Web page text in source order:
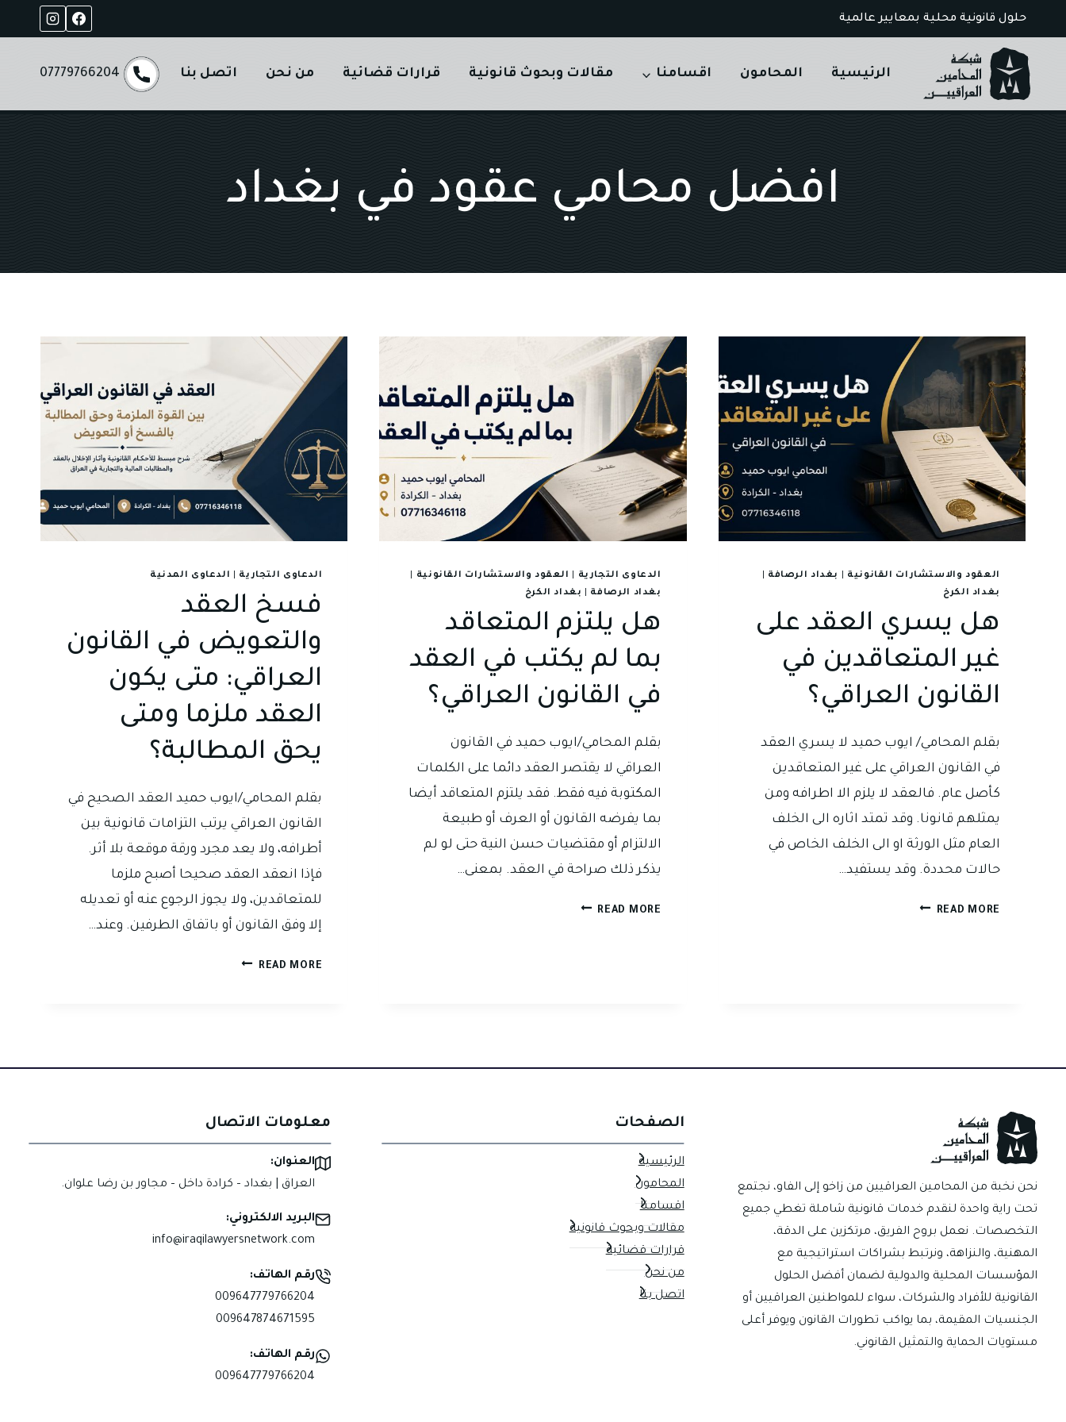
to
content
حلول قانونية محلية بمعايير عالمية
الرئيسية المحامون اقسامنا مقالات وبحوث قانونية قرارات قضائية من نحن اتصل بنا 07779766204
افضل محامي عقود في بغداد
العقود والاستشارات القانونية بغداد الرصافة
بغداد الكرخ
هل يسري العقد على
غير المتعاقدين في
القانون العراقي؟
بقلم المحامي/ ايوب حميد لا يسري العقد
في القانون العراقي على غير المتعاقدين
كأصل عام. فالعقد لا يلزم الا اطرافه ومن
يمثلهم قانونا. وقد تمتد اثاره الى الخلف
العام مثل الورثة او الى الخلف الخاص في
حالات محددة. وقد يستفيد…
READ MORE هل
الدعاوى التجارية العقود والاستشارات القانونية
بغداد الرصافة
بغداد الكرخ
هل يلتزم المتعاقد
بما لم يكتب في العقد
في القانون العراقي؟
بقلم المحامي/ايوب حميد في القانون
العراقي لا يقتصر العقد دائما على الكلمات
المكتوبة فيه فقط. فقد يلتزم المتعاقد أيضا
بما يفرضه القانون أو العرف أو طبيعة
الالتزام أو مقتضيات حسن النية حتى لو لم
يذكر ذلك صراحة في العقد. بمعنى…
READ MOREهل
الدعاوى التجارية الدعاوى المدنية
فسخ العقد
والتعويض في القانون
العراقي: متى يكون
العقد ملزما ومتى
يحق المطالبة؟
بقلم المحامي/ايوب حميد العقد الصحيح في
القانون العراقي يرتب التزامات قانونية بين
أطرافه، ولا يعد مجرد ورقة موقعة بلا أثر.
فإذا انعقد العقد صحيحا أصبح ملزما
للمتعاقدين، ولا يجوز الرجوع عنه أو تعديله
إلا وفق القانون أو باتفاق الطرفين. وعند…
READ MORE فسخ
العقد
يحق
نحن نخبة من المحامين العراقيين من زاخو إلى الفاو، نجتمع
تحت راية واحدة لنقدم خدمات قانونية شاملة تغطي جميع
التخصصات. نعمل بروح الفريق، مرتكزين على الدقة،
المهنية، والنزاهة، ونرتبط بشراكات استراتيجية مع
المؤسسات المحلية والدولية لضمان أفضل الحلول
القانونية للأفراد والشركات، سواء للمواطنين العراقيين أو
الجنسيات المقيمة، بما يواكب تطورات القانون ويوفر أعلى
مستويات الحماية والتمثيل القانوني.
الصفحات
الرئيسية
المحامون
اقسامنا
مقالات وبحوث قانونية
قرارات قضائية
من نحن
اتصل بنا
معلومات الاتصال
العنوان:
العراق | بغداد – كرادة داخل – مجاور بن رضا علوان.
البريد الالكتروني:
info@iraqilawyersnetwork.com
رقم الهاتف:
009647779766204
009647874671595
رقم الهاتف:
009647779766204